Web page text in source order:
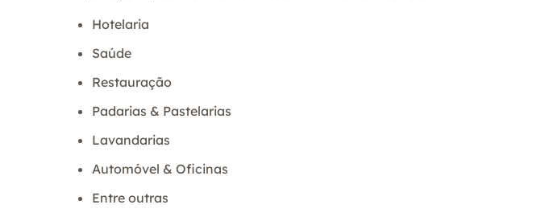
Hotelaria
Saúde
Restauração
Padarias & Pastelarias
Lavandarias
Automóvel & Oficinas
Entre outras